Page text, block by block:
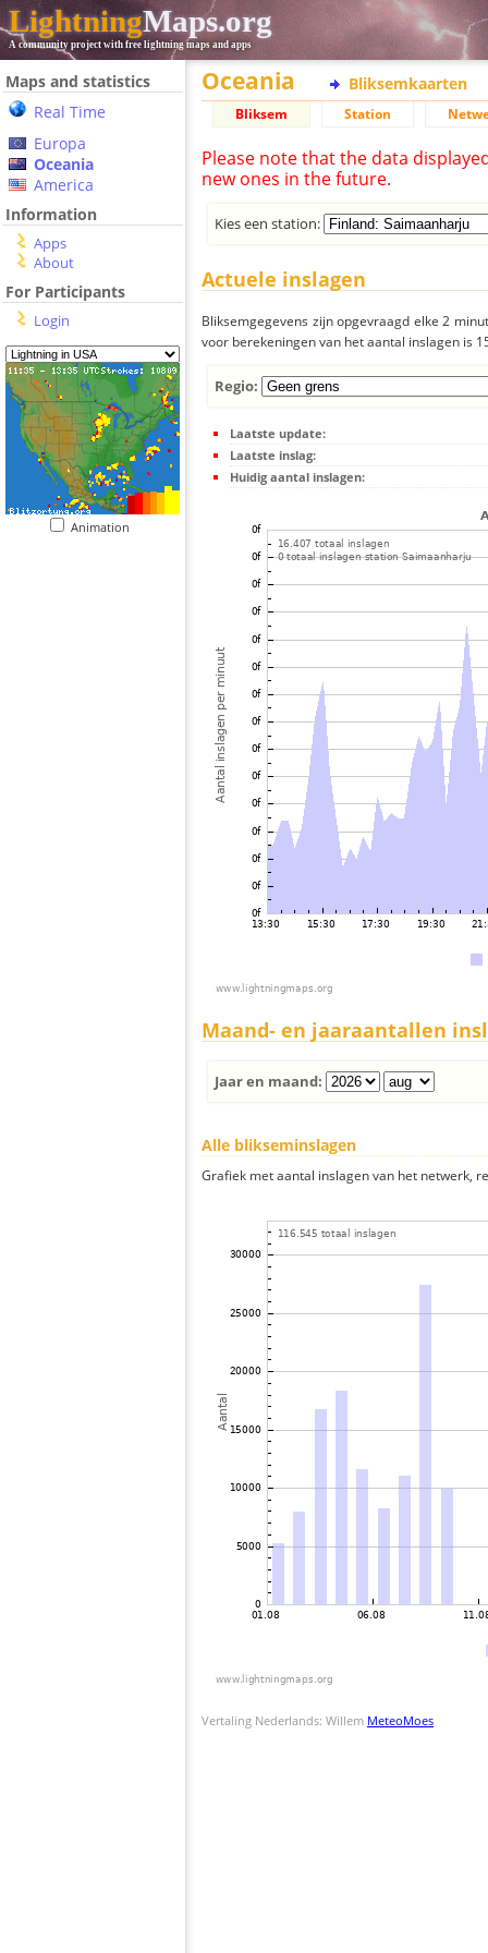
LightningMaps.org
A community project with free lightning maps and apps
Maps and statistics
Real Time
Europa
Oceania
America
Information
Apps
About
For Participants
Login
Animation
Oceania Bliksemkaarten
Bliksem Station
Please note that the data
new ones in the future.
Kies een station:
Actuele inslagen
Bliksemgegevens zijn opgevraagd elke 2
voor berekeningen van het aantal inslagen is
Regio:
Laatste update:
Laatste inslag:
Huidig aantal inslagen:
Maand- en jaaraantallen
Jaar en maand:
Alle blikseminslagen
Grafiek met aantal inslagen van het netwerk,
Vertaling Nederlands: Willem MeteoMoes